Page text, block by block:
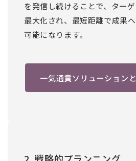
を発信し続けることで、ター
最大化され、最短距離で成果
可能になります。
一気通貫ソリューション